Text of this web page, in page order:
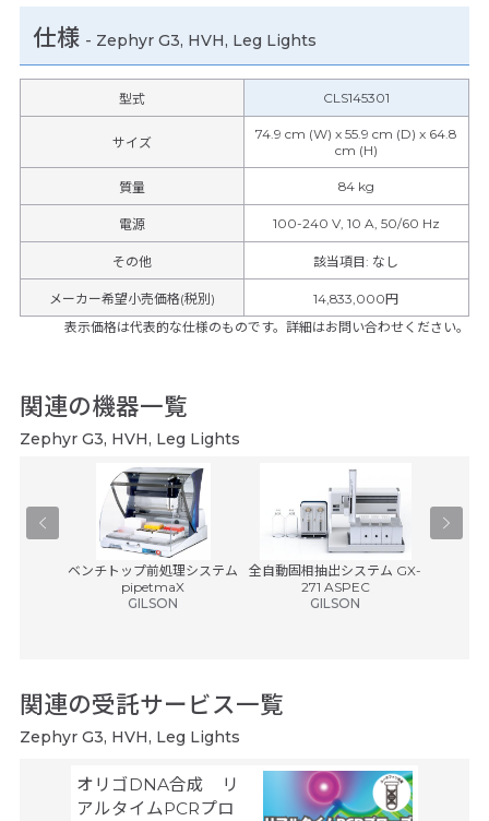
仕様 - Zephyr G3, HVH, Leg Lights
型式 CLS145301
サイズ
74.9 cm (W) x 55.9 cm (D) x 64.8
cm (H)
質量 84 kg
電源 100-240 V, 10 A, 50/60 Hz
その他 該当項目: なし
メーカー希望小売価格(税別)
14,833,000円
表示価格は代表的な仕様のものです。詳細はお問い合わせください。
関連の機器一覧
Zephyr G3, HVH, Leg Lights
ベンチトップ前処理システム
pipetmaX
GILSON
全自動固相抽出システム GX-
271 ASPEC
GILSON
関連の受託サービス一覧
Zephyr G3, HVH, Leg Lights
オリゴDNA合成 リ
アルタイムPCRプロ